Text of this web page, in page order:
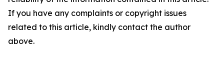
If you have any complaints or copyright issues
related to this article, kindly contact the author
above.